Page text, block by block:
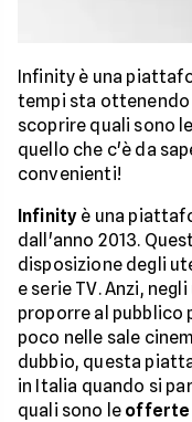
Infinity è una
tempi sta ottenendo
scoprire quali sono
quello che c'è da
convenienti!
Infinity è una
dall'anno 2013.
disposizione degli
e serie TV. Anzi,
proporre al pubblico
poco nelle sale
dubbio, questa
in Italia quando si
quali sono le offerte